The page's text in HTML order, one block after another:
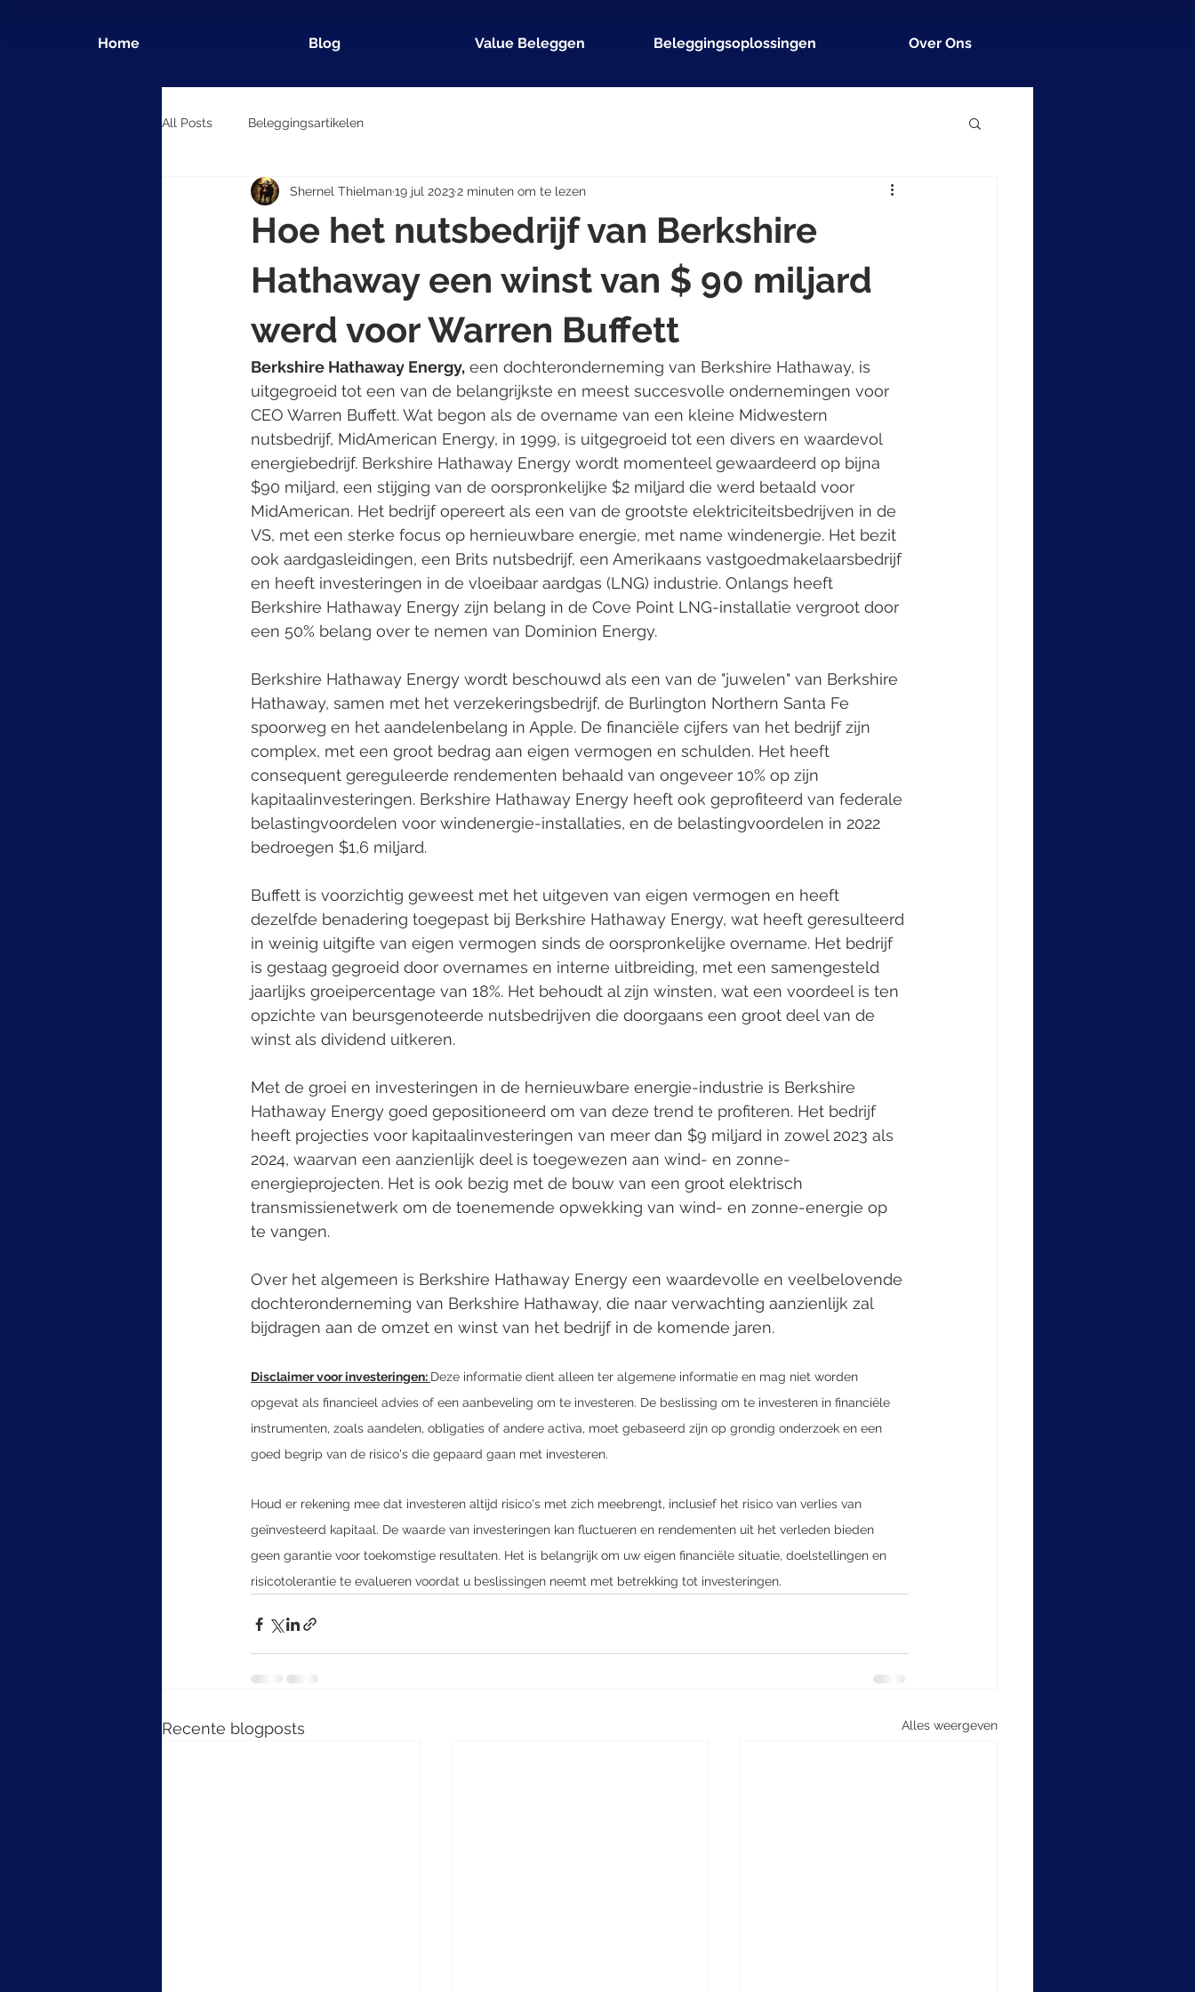
Home Blog Value Beleggen Beleggingsoplossingen Over Ons
All Posts Beleggingsartikelen
Hoe het nutsbedrijf van Berkshire
Hathaway een winst van $ 90 miljard
werd voor Warren Buffett
Shernel Thielman19 jul 20232 minuten om te lezen
Berkshire Hathaway Energy, een dochteronderneming van Berkshire Hathaway, is
uitgegroeid tot een van de belangrijkste en meest succesvolle ondernemingen voor
CEO Warren Buffett. Wat begon als de overname van een kleine Midwestern
nutsbedrijf, MidAmerican Energy, in 1999, is uitgegroeid tot een divers en waardevol
energiebedrijf. Berkshire Hathaway Energy wordt momenteel gewaardeerd op bijna
$90 miljard, een stijging van de oorspronkelijke $2 miljard die werd betaald voor
MidAmerican. Het bedrijf opereert als een van de grootste elektriciteitsbedrijven in de
VS, met een sterke focus op hernieuwbare energie, met name windenergie. Het bezit
ook aardgasleidingen, een Brits nutsbedrijf, een Amerikaans vastgoedmakelaarsbedrijf
en heeft investeringen in de vloeibaar aardgas (LNG) industrie. Onlangs heeft
Berkshire Hathaway Energy zijn belang in de Cove Point LNG-installatie vergroot door
een 50% belang over te nemen van Dominion Energy.
Berkshire Hathaway Energy wordt beschouwd als een van de "juwelen" van Berkshire
Hathaway, samen met het verzekeringsbedrijf, de Burlington Northern Santa Fe
spoorweg en het aandelenbelang in Apple. De financiële cijfers van het bedrijf zijn
complex, met een groot bedrag aan eigen vermogen en schulden. Het heeft
consequent gereguleerde rendementen behaald van ongeveer 10% op zijn
kapitaalinvesteringen. Berkshire Hathaway Energy heeft ook geprofiteerd van federale
belastingvoordelen voor windenergie-installaties, en de belastingvoordelen in 2022
bedroegen $1,6 miljard.
Buffett is voorzichtig geweest met het uitgeven van eigen vermogen en heeft
dezelfde benadering toegepast bij Berkshire Hathaway Energy, wat heeft geresulteerd
in weinig uitgifte van eigen vermogen sinds de oorspronkelijke overname. Het bedrijf
is gestaag gegroeid door overnames en interne uitbreiding, met een samengesteld
jaarlijks groeipercentage van 18%. Het behoudt al zijn winsten, wat een voordeel is ten
opzichte van beursgenoteerde nutsbedrijven die doorgaans een groot deel van de
winst als dividend uitkeren.
Met de groei en investeringen in de hernieuwbare energie-industrie is Berkshire
Hathaway Energy goed gepositioneerd om van deze trend te profiteren. Het bedrijf
heeft projecties voor kapitaalinvesteringen van meer dan $9 miljard in zowel 2023 als
2024, waarvan een aanzienlijk deel is toegewezen aan wind- en zonne-
energieprojecten. Het is ook bezig met de bouw van een groot elektrisch
transmissienetwerk om de toenemende opwekking van wind- en zonne-energie op
te vangen.
Over het algemeen is Berkshire Hathaway Energy een waardevolle en veelbelovende
dochteronderneming van Berkshire Hathaway, die naar verwachting aanzienlijk zal
bijdragen aan de omzet en winst van het bedrijf in de komende jaren.
Disclaimer voor investeringen: Deze informatie dient alleen ter algemene informatie en mag niet worden
opgevat als financieel advies of een aanbeveling om te investeren. De beslissing om te investeren in financiële
instrumenten, zoals aandelen, obligaties of andere activa, moet gebaseerd zijn op grondig onderzoek en een
goed begrip van de risico's die gepaard gaan met investeren.
Houd er rekening mee dat investeren altijd risico's met zich meebrengt, inclusief het risico van verlies van
geïnvesteerd kapitaal. De waarde van investeringen kan fluctueren en rendementen uit het verleden bieden
geen garantie voor toekomstige resultaten. Het is belangrijk om uw eigen financiële situatie, doelstellingen en
risicotolerantie te evalueren voordat u beslissingen neemt met betrekking tot investeringen.
Recente blogposts Alles weergeven